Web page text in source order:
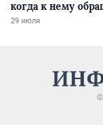
когда к нему
29 июля